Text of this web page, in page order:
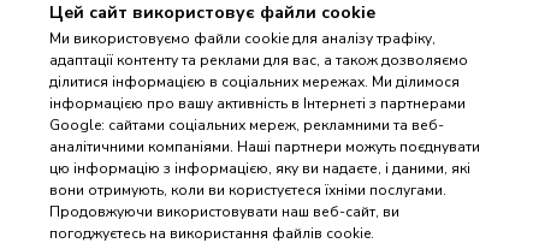
Цей сайт використовує файли cookie
Ми використовуємо файли cookie для аналізу трафіку,
адаптації контенту та реклами для вас, а також дозволяємо
ділитися інформацією в соціальних мережах. Ми ділимося
інформацією про вашу активність в Інтернеті з партнерами
Google: сайтами соціальних мереж, рекламними та веб-
аналітичними компаніями. Наші партнери можуть поєднувати
цю інформацію з інформацією, яку ви надаєте, і даними, які
вони отримують, коли ви користуєтеся їхніми послугами.
Продовжуючи використовувати наш веб-сайт, ви
погоджуєтесь на використання файлів cookie.
+38(096) 488 77 88
дзвінки приймаються в робочі дні з 9:00 до 18:00
Оплата та доставка
ПІДБІР
ЗАПЧАСТИН